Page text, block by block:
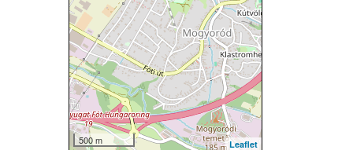
500 m Leaflet